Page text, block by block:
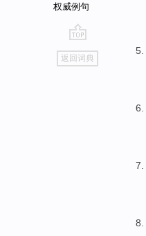
权威例句
go
top
返回词典